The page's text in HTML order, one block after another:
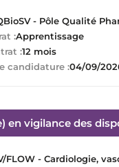
- Pôle Qualité
:Apprentissage
:12 mois
candidature :04/09/
en vigilance des
FLOW - Cardiologie,